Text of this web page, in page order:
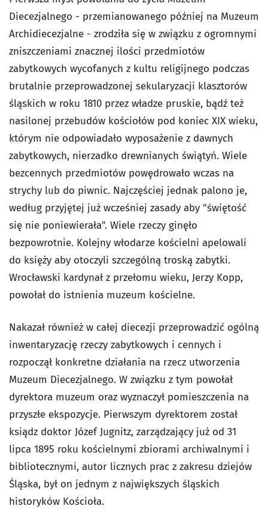
Diecezjalnego - przemianowanego później na Muzeum
Archidiecezjalne - zrodziła się w związku z ogromnymi
zniszczeniami znacznej ilości przedmiotów
zabytkowych wycofanych z kultu religijnego podczas
brutalnie przeprowadzonej sekularyzacji klasztorów
śląskich w roku 1810 przez władze pruskie, bądź też
nasilonej przebudów kościołów pod koniec XIX wieku,
którym nie odpowiadało wyposażenie z dawnych
zabytkowych, nierzadko drewnianych świątyń. Wiele
bezcennych przedmiotów powędrowało wczas na
strychy lub do piwnic. Najczęściej jednak palono je,
według przyjętej już wcześniej zasady aby "świętość
się nie poniewierała". Wiele rzeczy ginęło
bezpowrotnie. Kolejny włodarze kościelni apelowali
do księży aby otoczyli szczególną troską zabytki.
Wrocławski kardynał z przełomu wieku, Jerzy Kopp,
powołał do istnienia muzeum kościelne.
Nakazał również w całej diecezji przeprowadzić ogólną
inwentaryzację rzeczy zabytkowych i cennych i
rozpoczął konkretne działania na rzecz utworzenia
Muzeum Diecezjalnego. W związku z tym powołał
dyrektora muzeum oraz wyznaczył pomieszczenia na
przyszłe ekspozycje. Pierwszym dyrektorem został
ksiądz doktor Józef Jugnitz, zarządzający już od 31
lipca 1895 roku kościelnymi zbiorami archiwalnymi i
bibliotecznymi, autor licznych prac z zakresu dziejów
Śląska, był on jednym z największych śląskich
historyków Kościoła.